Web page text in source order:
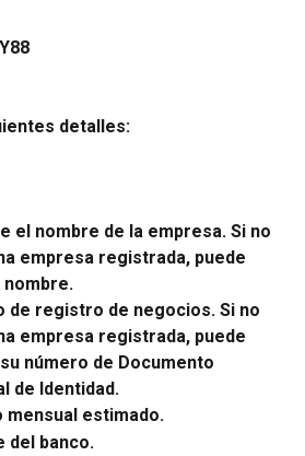
detalles:
el nombre de la empresa. Si no
empresa registrada, puede
nombre.
de registro de negocios. Si no
empresa registrada, puede
número de Documento
de Identidad.
mensual estimado.
del banco.